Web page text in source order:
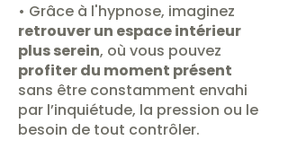
• Grâce à l'hypnose, imaginez
retrouver un espace intérieur
plus serein, où vous pouvez
profiter du moment présent
sans être constamment envahi
par l’inquiétude, la pression ou le
besoin de tout contrôler.